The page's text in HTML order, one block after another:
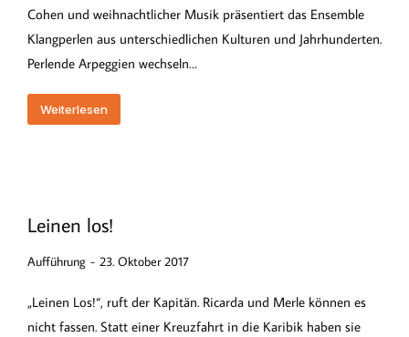
Cohen und weihnachtlicher Musik präsentiert das Ensemble
Klangperlen aus unterschiedlichen Kulturen und Jahrhunderten.
Perlende Arpeggien wechseln…
Weiterlesen
Leinen los!
Aufführung 23. Oktober 2017
„Leinen Los!“, ruft der Kapitän. Ricarda und Merle können es
nicht fassen. Statt einer Kreuzfahrt in die Karibik haben sie